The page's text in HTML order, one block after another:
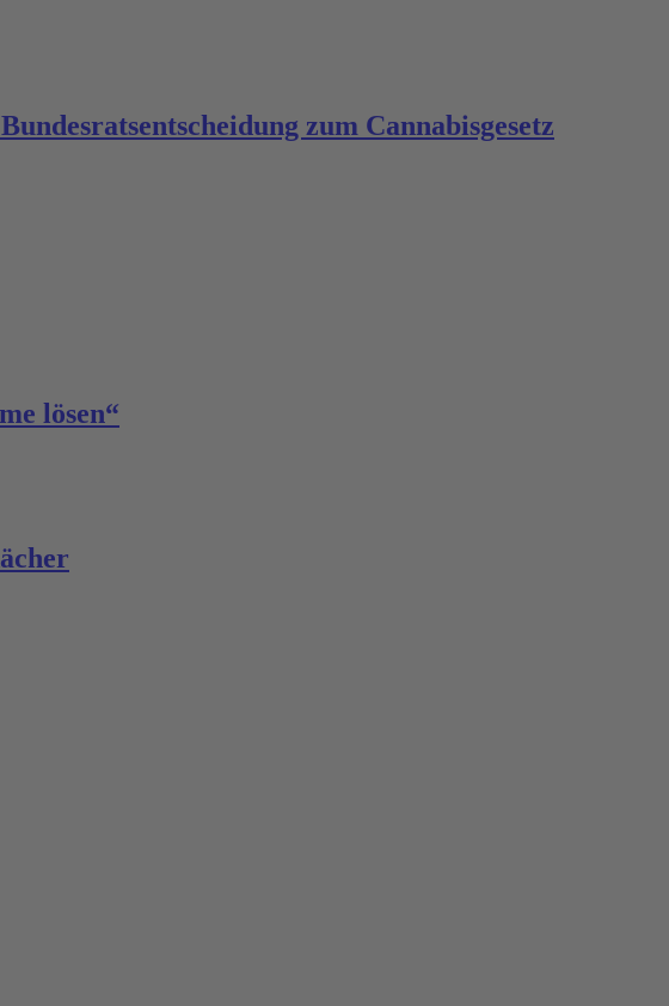
zum Cannabisgesetz
lösen“